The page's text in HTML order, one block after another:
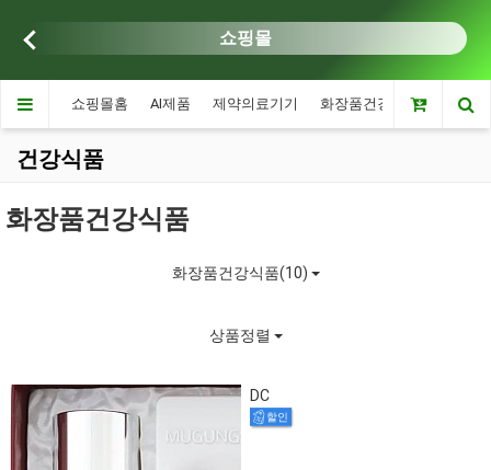
쇼핑몰
쇼핑몰홈 AI제품 제약의료기기 화장품건강식품 약초
건강식품
화장품건강식품
화장품건강식품(10)
상품정렬
DC